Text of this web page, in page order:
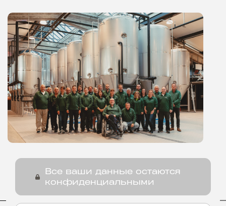
Все ваши данные остаются
конфиденциальными